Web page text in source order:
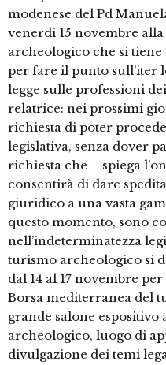
modenese del Pd
venerdì 15 novembre
archeologico che si tiene
per fare il punto sull’iter
legge sulle professioni
relatrice: nei prossimi
richiesta di poter
legislativa, senza dover
richiesta che – spiega
consentirà di dare
giuridico a una vasta
questo momento, sono
nell’indeterminatezza
turismo archeologico si
dal 14 al 17 novembre
Borsa mediterranea del
grande salone
archeologico, luogo di
divulgazione dei temi